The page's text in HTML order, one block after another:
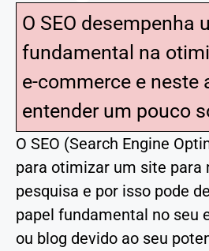
O SEO desempenha
fundamental na
e-commerce e neste
entender um pouco
O SEO (Search Engine
para otimizar um site para
pesquisa e por isso pode
papel fundamental no seu
ou blog devido ao seu